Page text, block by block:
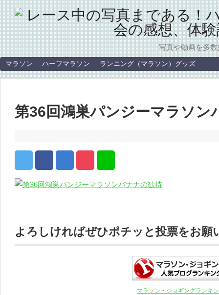
写真や動画を多
マラソン ハーフマラソン ランニング（マラソン）グッズ
第36回鴻巣パンジーマラソン
よろしければぜひポチッと投票をお願
マラソン・ジョギングランキ